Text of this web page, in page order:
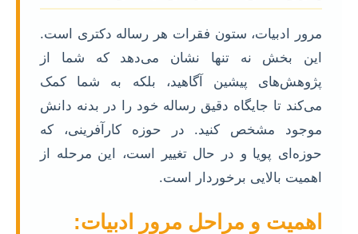
مرور ادبیات، ستون فقرات هر رساله دکتری است.
این بخش نه تنها نشان می‌دهد که شما از
پژوهش‌های پیشین آگاهید، بلکه به شما کمک
می‌کند تا جایگاه دقیق رساله خود را در بدنه دانش
موجود مشخص کنید. در حوزه کارآفرینی، که
حوزه‌ای پویا و در حال تغییر است، این مرحله از
اهمیت بالایی برخوردار است.
اهمیت و مراحل مرور ادبیات: